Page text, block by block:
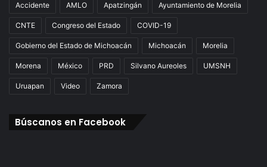
Accidente AMLO Apatzingán Ayuntamiento de Morelia
CNTE Congreso del Estado COVID-19
Gobierno del Estado de Michoacán Michoacán Morelia
Morena México PRD Silvano Aureoles UMSNH
Uruapan Video Zamora
Búscanos en Facebook